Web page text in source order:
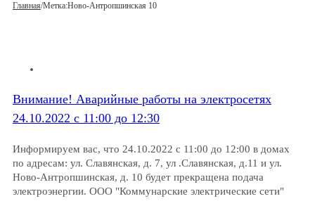
Главная/Метка:Ново-Антропшинская 10
Внимание! Аварийные работы на электросетях
24.10.2022 с 11:00 до 12:30
Информируем вас, что 24.10.2022 с 11:00 до 12:00 в домах
по адресам: ул. Славянская, д. 7, ул .Славянская, д.11 и ул.
Ново-Антропшинская, д. 10 будет прекращена подача
электроэнергии. ООО "Коммунарские электрические сети"